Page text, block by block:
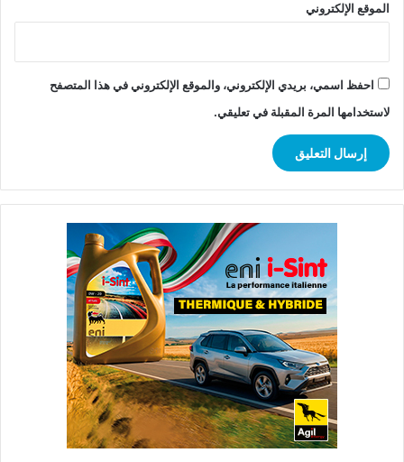
الموقع الإلكتروني
احفظ اسمي، بريدي الإلكتروني، والموقع الإلكتروني في هذا المتصفح
لاستخدامها المرة المقبلة في تعليقي.